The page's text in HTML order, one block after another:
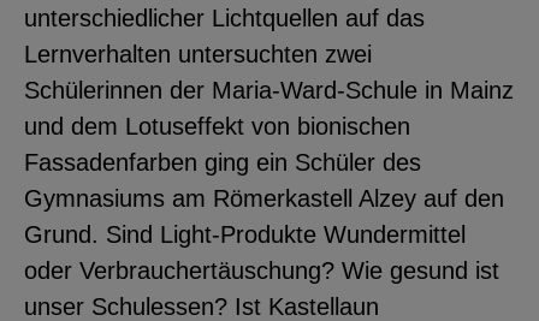
unterschiedlicher Lichtquellen auf das
Lernverhalten untersuchten zwei
Schülerinnen der Maria-Ward-Schule in Mainz
und dem Lotuseffekt von bionischen
Fassadenfarben ging ein Schüler des
Gymnasiums am Römerkastell Alzey auf den
Grund. Sind Light-Produkte Wundermittel
oder Verbrauchertäuschung? Wie gesund ist
unser Schulessen? Ist Kastellaun